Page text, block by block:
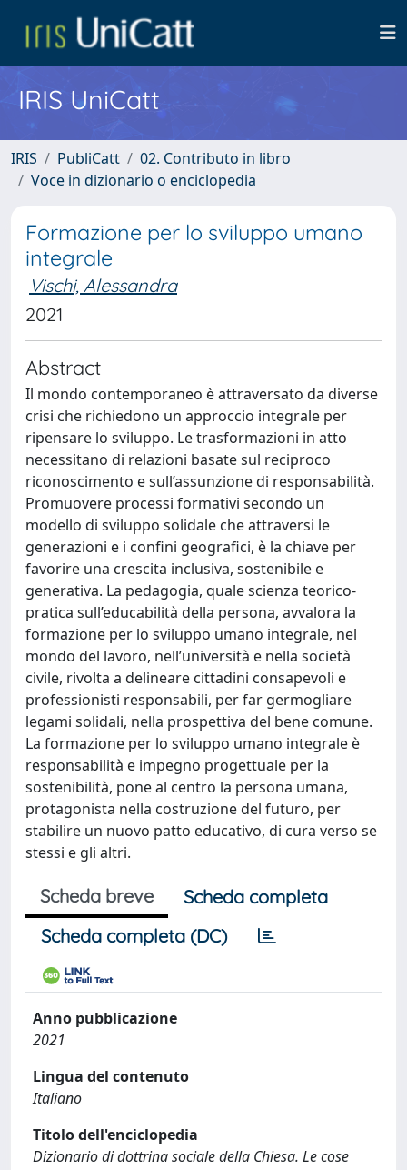
IRIS UniCatt
IRIS PubliCatt
02. Contributo in libro
Voce in dizionario o enciclopedia
Formazione per lo sviluppo umano
integrale
Vischi, Alessandra
2021
Abstract
Il mondo contemporaneo è attraversato da diverse
crisi che richiedono un approccio integrale per
ripensare lo sviluppo. Le trasformazioni in atto
necessitano di relazioni basate sul reciproco
riconoscimento e sull’assunzione di responsabilità.
Promuovere processi formativi secondo un
modello di sviluppo solidale che attraversi le
generazioni e i confini geografici, è la chiave per
favorire una crescita inclusiva, sostenibile e
generativa. La pedagogia, quale scienza teorico-
pratica sull’educabilità della persona, avvalora la
formazione per lo sviluppo umano integrale, nel
mondo del lavoro, nell’università e nella società
civile, rivolta a delineare cittadini consapevoli e
professionisti responsabili, per far germogliare
legami solidali, nella prospettiva del bene comune.
La formazione per lo sviluppo umano integrale è
responsabilità e impegno progettuale per la
sostenibilità, pone al centro la persona umana,
protagonista nella costruzione del futuro, per
stabilire un nuovo patto educativo, di cura verso se
stessi e gli altri.
Scheda breve
Scheda completa
Scheda completa (DC)
Anno pubblicazione
2021
Lingua del contenuto
Italiano
Titolo dell'enciclopedia
Dizionario di dottrina sociale della Chiesa. Le cose